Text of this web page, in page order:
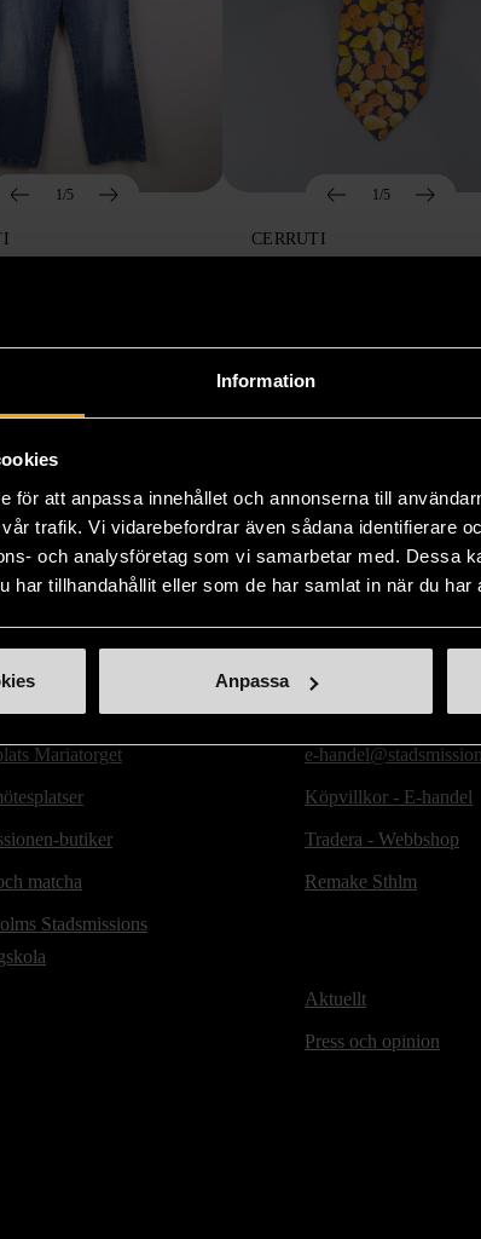
Information
för att anpassa innehållet och annonserna till
trafik. Vi vidarebefordrar även sådana identifierare
och analysföretag som vi samarbetar med. Dessa
har tillhandahållit eller som de har samlat in när du har
Anpassa
1/5 1/5
CERRUTI
499 kr
Visar 4 av 4 produkter
oss
hand-butiker
Mariatorget
butiker
matcha
Stadsmissions
Webbshop - E-handel
e-
Köpvillkor - E-handel
Tradera - Webbshop
Remake Sthlm
Aktuellt
Press och opinion